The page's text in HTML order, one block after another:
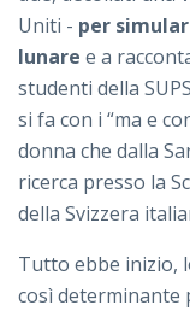
Uniti - per
lunare e a
studenti della
si fa con i “ma e
donna che dalla
ricerca presso la
della Svizzera
Tutto ebbe inizio,
così determinante